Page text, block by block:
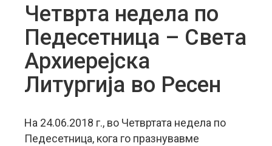
Четврта недела по
Педесетница – Света
Архиерејска
Литургија во Ресен
На 24.06.2018 г., во Четвртата недела по
Педесетница, кога го празнувавме